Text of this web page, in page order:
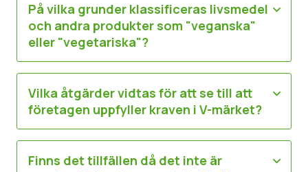
På vilka grunder klassificeras livsmedel
och andra produkter som "veganska"
eller "vegetariska"?
Vilka åtgärder vidtas för att se till att
företagen uppfyller kraven i V-märket?
Finns det tillfällen då det inte är